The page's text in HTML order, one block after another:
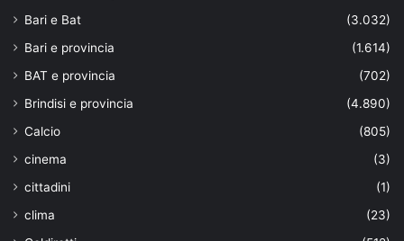
Bari e Bat
(3.032)
Bari e provincia
(1.614)
BAT e provincia
(702)
Brindisi e provincia
(4.890)
Calcio
(805)
cinema
(3)
cittadini
(1)
clima
(23)